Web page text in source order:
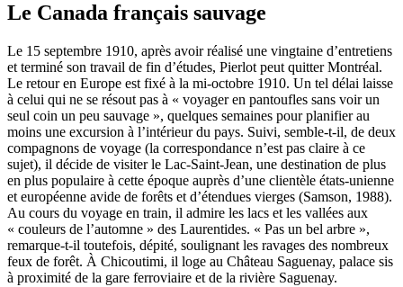
Le Canada français sauvage
Le 15 septembre 1910, après avoir réalisé une vingtaine d’entretiens
et terminé son travail de fin d’études, Pierlot peut quitter Montréal.
Le retour en Europe est fixé à la mi-octobre 1910. Un tel délai laisse
à celui qui ne se résout pas à « voyager en pantoufles sans voir un
seul coin un peu sauvage », quelques semaines pour planifier au
moins une excursion à l’intérieur du pays. Suivi, semble-t-il, de deux
compagnons de voyage (la correspondance n’est pas claire à ce
sujet), il décide de visiter le Lac-Saint-Jean, une destination de plus
en plus populaire à cette époque auprès d’une clientèle états-unienne
et européenne avide de forêts et d’étendues vierges (Samson, 1988).
Au cours du voyage en train, il admire les lacs et les vallées aux
« couleurs de l’automne » des Laurentides. « Pas un bel arbre »,
remarque-t-il toutefois, dépité, soulignant les ravages des nombreux
feux de forêt. À Chicoutimi, il loge au Château Saguenay, palace sis
à proximité de la gare ferroviaire et de la rivière Saguenay.